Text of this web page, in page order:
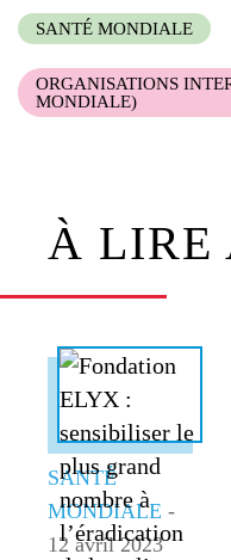
SANTÉ MONDIALE
ORGANISATIONS
MONDIALE)
À LIRE
SANTÉ
MONDIALE -
12 avril 2023